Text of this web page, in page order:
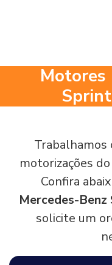
Motores
Trabalhamos
motorizações do
Confira
Mercedes-
solicite um